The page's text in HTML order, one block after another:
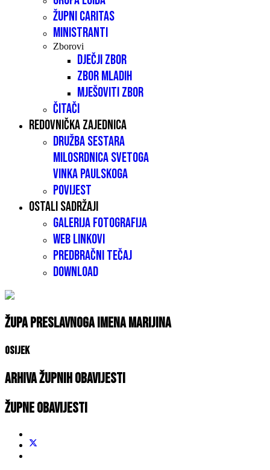
Župni caritas
Ministranti
Zborovi
Dječji zbor
Zbor mladih
Mješoviti zbor
Čitači
Redovnička zajednica
Družba sestara
milosrdnica Svetoga
Vinka Paulskoga
Povijest
Ostali sadržaji
Galerija fotografija
Web linkovi
Predbračni tečaj
Download
Župa Preslavnoga Imena Marijina
Osijek
Arhiva župnih obavijesti
Župne obavijesti